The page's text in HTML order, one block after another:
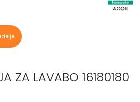
ZA LAVABO 16180180